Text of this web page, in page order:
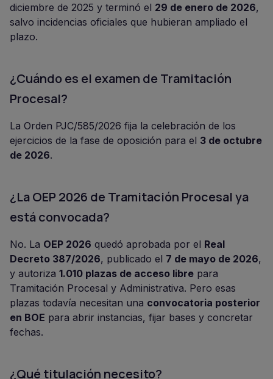
diciembre de 2025 y terminó el 29 de enero de 2026,
salvo incidencias oficiales que hubieran ampliado el
plazo.
¿Cuándo es el examen de Tramitación
Procesal?
La Orden PJC/585/2026 fija la celebración de los
ejercicios de la fase de oposición para el 3 de octubre
de 2026.
¿La OEP 2026 de Tramitación Procesal ya
está convocada?
No. La OEP 2026 quedó aprobada por el Real
Decreto 387/2026, publicado el 7 de mayo de 2026,
y autoriza 1.010 plazas de acceso libre para
Tramitación Procesal y Administrativa. Pero esas
plazas todavía necesitan una convocatoria posterior
en BOE para abrir instancias, fijar bases y concretar
fechas.
¿Qué titulación necesito?